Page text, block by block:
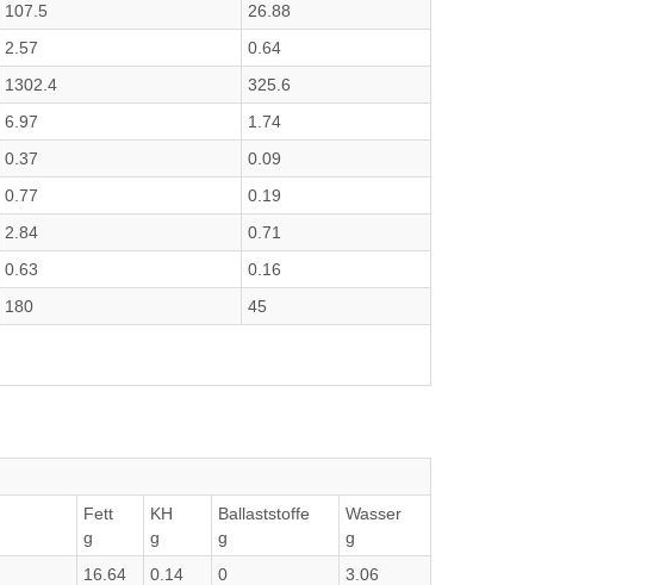
107.5
26.88
2.57
0.64
1302.4
325.6
6.97
1.74
0.37
0.09
0.77
0.19
2.84
0.71
0.63
0.16
180
45
Fett
g
KH
g
Ballaststoffe
g
Wasser
g
16.64 0.14 0
3.06